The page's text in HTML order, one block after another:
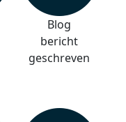
Blog
bericht
geschreven